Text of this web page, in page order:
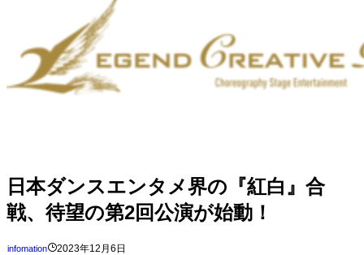
日本ダンスエンタメ界の『紅白』合
戦、待望の第2回公演が始動！
infomation 2023年12月6日